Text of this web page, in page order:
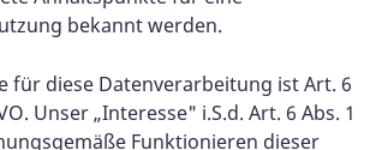
bekannt werden.
für diese Datenverarbeitung ist Art. 6
Unser „Interesse" i.S.d. Art. 6 Abs. 1
Funktionieren dieser